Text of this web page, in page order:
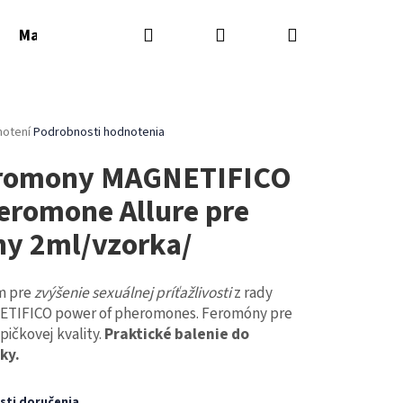
Masážne sviečky Masážne oleje
Hľadať PrihlásenieNákupný
Podrobnosti hodnotenia
MAGNETIFICO
Allure pre
2ml/vzorka/
prezvýšenie sexuálnej príťažlivostiz rady
power of pheromones. Feromóny pre
kvality. Praktické balenie do
Nasledujúce
PHEROMONE
50ML